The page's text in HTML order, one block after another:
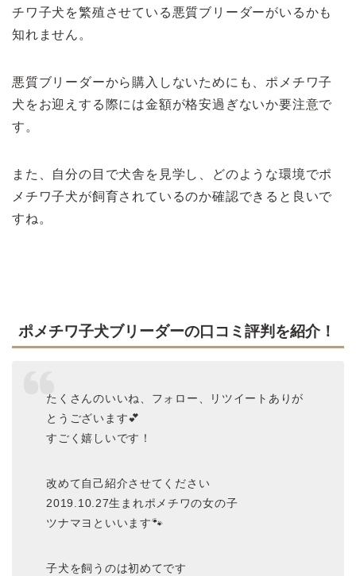
チワ子犬を繁殖させている悪質ブリーダーがいるかも
知れません。
悪質ブリーダーから購入しないためにも、ポメチワ子
犬をお迎えする際には金額が格安過ぎないか要注意で
す。
また、自分の目で犬舎を見学し、どのような環境でポ
メチワ子犬が飼育されているのか確認できると良いで
すね。
ポメチワ子犬ブリーダーの口コミ評判を紹介！
たくさんのいいね、フォロー、リツイートありが
とうございます💕
すごく嬉しいです！
改めて自己紹介させてください
2019.10.27生まれポメチワの女の子
ツナマヨといいます🐾
子犬を飼うのは初めてです